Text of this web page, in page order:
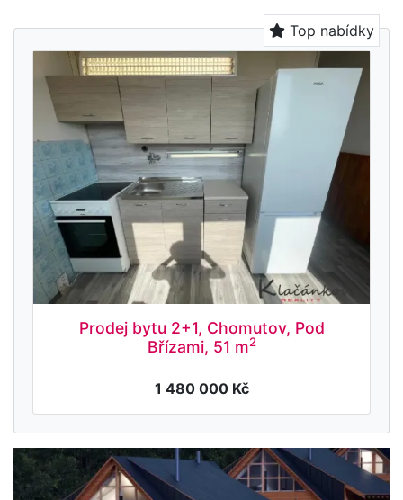
Top nabídky
Prodej bytu 2+1, Chomutov, Pod
Břízami, 51 m2
1 480 000 Kč